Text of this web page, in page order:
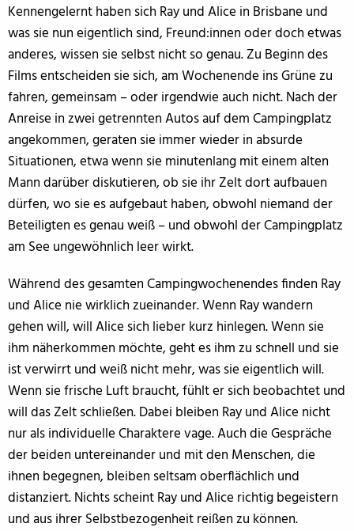
Kennengelernt haben sich Ray und Alice in Brisbane und
was sie nun eigentlich sind, Freund:innen oder doch etwas
anderes, wissen sie selbst nicht so genau. Zu Beginn des
Films entscheiden sie sich, am Wochenende ins Grüne zu
fahren, gemeinsam – oder irgendwie auch nicht. Nach der
Anreise in zwei getrennten Autos auf dem Campingplatz
angekommen, geraten sie immer wieder in absurde
Situationen, etwa wenn sie minutenlang mit einem alten
Mann darüber diskutieren, ob sie ihr Zelt dort aufbauen
dürfen, wo sie es aufgebaut haben, obwohl niemand der
Beteiligten es genau weiß – und obwohl der Campingplatz
am See ungewöhnlich leer wirkt.
Während des gesamten Campingwochenendes finden Ray
und Alice nie wirklich zueinander. Wenn Ray wandern
gehen will, will Alice sich lieber kurz hinlegen. Wenn sie
ihm näherkommen möchte, geht es ihm zu schnell und sie
ist verwirrt und weiß nicht mehr, was sie eigentlich will.
Wenn sie frische Luft braucht, fühlt er sich beobachtet und
will das Zelt schließen. Dabei bleiben Ray und Alice nicht
nur als individuelle Charaktere vage. Auch die Gespräche
der beiden untereinander und mit den Menschen, die
ihnen begegnen, bleiben seltsam oberflächlich und
distanziert. Nichts scheint Ray und Alice richtig begeistern
und aus ihrer Selbstbezogenheit reißen zu können.